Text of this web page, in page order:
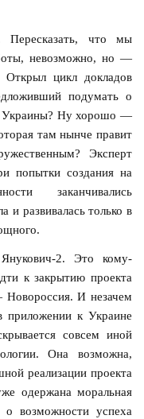
что мы
невозможно, но —
цикл докладов
подумать о
Украины? Ну хорошо —
там нынче правит
Эксперт
попытки создания на
заканчивались
и развивалась только в
2. Это кому-
к закрытию проекта
Новороссия. И незачем
приложении к Украине
совсем иной
Она возможна,
реализации проекта
одержана моральная
о возможности успеха